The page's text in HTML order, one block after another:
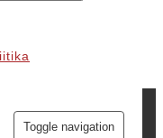
Toggle navigation